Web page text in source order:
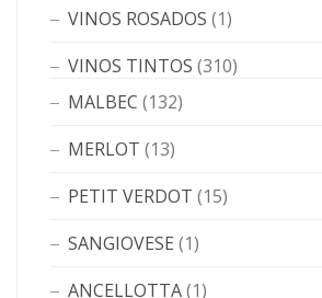
VINOS ROSADOS (1)
VINOS TINTOS (310)
MALBEC (132)
MERLOT (13)
PETIT VERDOT (15)
SANGIOVESE (1)
ANCELLOTTA(1)